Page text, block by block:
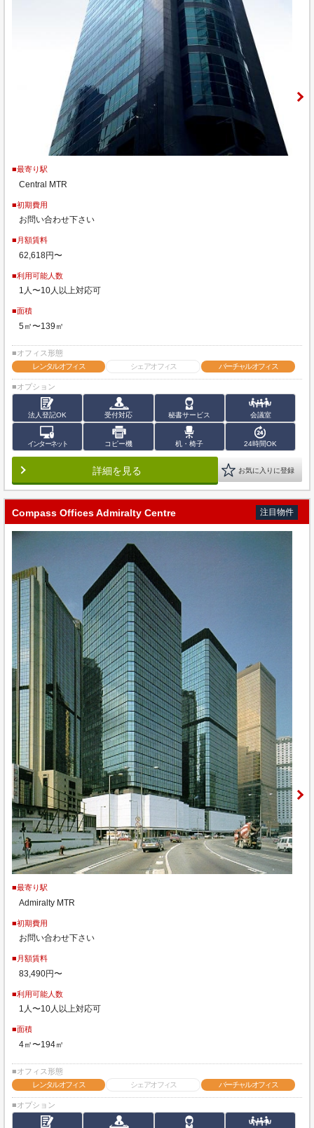
■最寄り駅
Central MTR
■初期費用
お問い合わせ下さい
■月額賃料
62,618円〜
■利用可能人数
1人〜10人以上対応可
■面積
5㎡〜139㎡
■オフィス形態
レンタルオフィス
シェアオフィス バーチャルオフィス
■オプション
法人登記OK 受付対応 秘書サービス 会議室
インターネット コピー機 机・椅子 24時間OK
詳細を見る お気に入りに登録
Compass Offices Admiralty Centre 注目物件
■最寄り駅
Admiralty MTR
■初期費用
お問い合わせ下さい
■月額賃料
83,490円〜
■利用可能人数
1人〜10人以上対応可
■面積
4㎡〜194㎡
■オフィス形態
レンタルオフィス
シェアオフィス バーチャルオフィス
■オプション